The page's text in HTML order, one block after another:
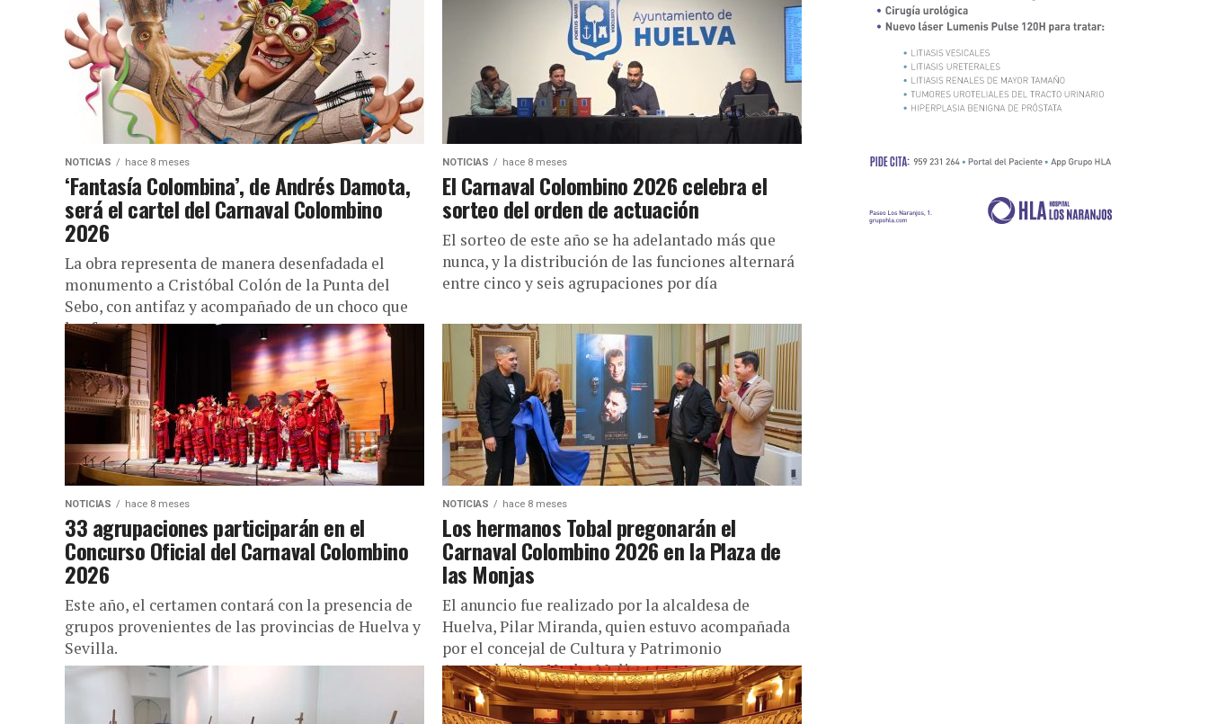
NOTICIAS hace 8 meses
‘Fantasía Colombina’, de Andrés Damota,
será el cartel del Carnaval Colombino
2026
La obra representa de manera desenfadada el
monumento a Cristóbal Colón de la Punta del
Sebo, con antifaz y acompañado de un choco que
le ofrece...
NOTICIAS hace 8 meses
El Carnaval Colombino 2026 celebra el
sorteo del orden de actuación
El sorteo de este año se ha adelantado más que
nunca, y la distribución de las funciones alternará
entre cinco y seis agrupaciones por día
NOTICIAS hace 8 meses
33 agrupaciones participarán en el
Concurso Oficial del Carnaval Colombino
2026
Este año, el certamen contará con la presencia de
grupos provenientes de las provincias de Huelva y
Sevilla.
NOTICIAS hace 8 meses
Los hermanos Tobal pregonarán el
Carnaval Colombino 2026 en la Plaza de
las Monjas
El anuncio fue realizado por la alcaldesa de
Huelva, Pilar Miranda, quien estuvo acompañada
por el concejal de Cultura y Patrimonio
Arqueológico, Nacho Molina.